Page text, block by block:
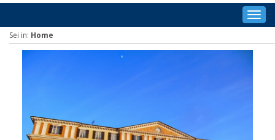
Sei in: Home